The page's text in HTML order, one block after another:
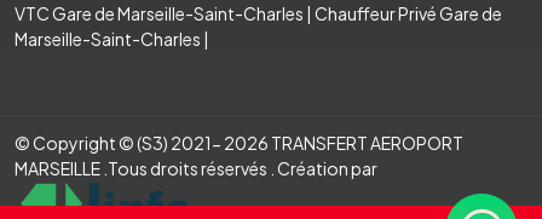
VTC Gare de Marseille-Saint-Charles | Chauffeur Privé Gare de
Marseille-Saint-Charles |
© Copyright © (S3) 2021- 2026 TRANSFERT AEROPORT
MARSEILLE .Tous droits réservés . Création par